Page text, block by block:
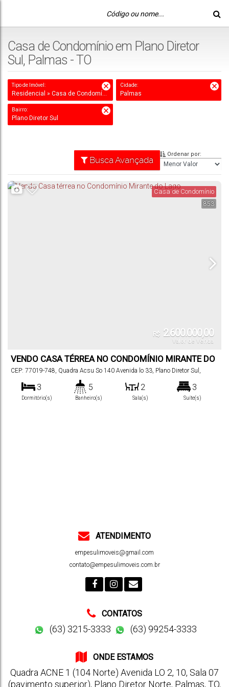
Casa de Condomínio em Plano Diretor
Sul, Palmas - TO
Tipo de Imóvel:
Residencial » Casa de Condomínio
Cidade:
Palmas
Bairro:
Plano Diretor Sul
Busca Avançada
Ordenar por:
853
Casa de Condomínio
R$ 2.600.000,00
Valor de Venda
VENDO CASA TÉRREA NO CONDOMÍNIO MIRANTE DO
LAGO
CEP: 77019-748, Quadra Acsu So 140 Avenida lo 33, Plano Diretor Sul ,
3
Dormitório(s)
5
Banheiro(s)
2
Sala(s)
3
Suíte(s)
ATENDIMENTO
empesulimoveis@gmail.com
contato@empesulimoveis.com.br
CONTATOS
(63) 3215-3333 (63) 99254-3333
ONDE ESTAMOS
Quadra ACNE 1 (104 Norte) Avenida LO 2, 10, Sala 07
(pavimento superior), Plano Diretor Norte, Palmas, TO,